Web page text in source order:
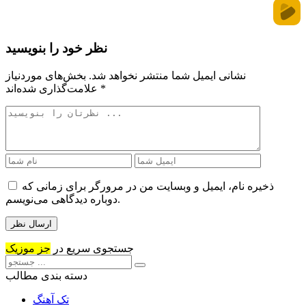
نظر خود را بنویسید
نشانی ایمیل شما منتشر نخواهد شد. بخش‌های موردنیاز
*
ذخیره نام، ایمیل و وبسایت من در مرورگر برای زمانی که
دوباره دیدگاهی می‌نویسم.
جستجوی سریع در جز موزیک
دسته بندی مطالب
تک آهنگ